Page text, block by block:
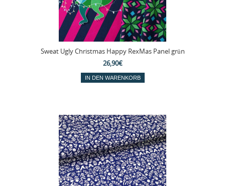
Sweat Ugly Christmas Happy RexMas Panel grün
26,90€